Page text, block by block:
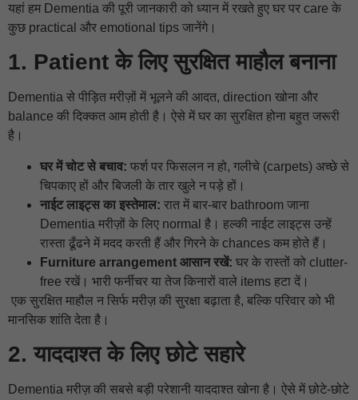
यहां हम Dementia की पूरी जानकारी को ध्यान में रखते हुए घर पर care के
कुछ practical और emotional tips जानेंगे।
1. Patient के लिए सुरक्षित माहौल बनाना
Dementia से पीड़ित मरीज़ों में भूलने की आदत, direction खोना और
balance की दिक्कत आम होती है। ऐसे में घर का सुरक्षित होना बहुत जरूरी
है।
घर में चोट से बचाव: फर्श पर फिसलन न हो, गलीचे (carpets) अच्छे से
चिपकाए हों और बिजली के तार खुले न पड़े हों।
नाईट लाइट्स का इस्तेमाल: रात में बार-बार bathroom जाना
Dementia मरीज़ों के लिए normal है। हल्की नाईट लाइट्स उन्हें
रास्ता ढूँढने में मदद करती हैं और गिरने के chances कम होते हैं।
Furniture arrangement आसान रखें: घर के रास्तों को clutter-
free रखें। भारी फर्नीचर या तेज किनारों वाले items हटा दें।
एक सुरक्षित माहौल न सिर्फ मरीज़ की सुरक्षा बढ़ाता है, बल्कि परिवार को भी
मानसिक शांति देता है।
2. याददाश्त के लिए छोटे सहारे
Dementia मरीज़ की सबसे बड़ी परेशानी याददाश्त खोना है। ऐसे में छोटे-छोटे